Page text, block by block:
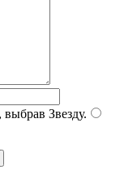
выбрав Звезду.